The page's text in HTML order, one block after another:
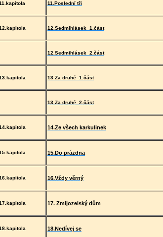
11.Poslední tři
12.Sedmihlásek 1.část
12.Sedmihlásek 2.část
13.Za druhé 1.část
13.Za druhé 2.část
14.Ze všech karkulinek
15.Do prázdna
16.Vždy věrný
17. Zmijozelský dům
18.Nedívej se